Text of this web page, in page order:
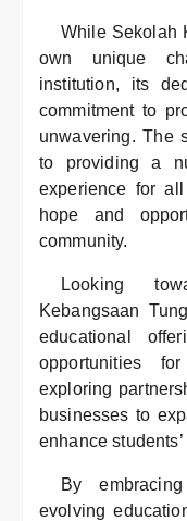
While Sekolah
own unique
institution, its
commitment to
unwavering. The
to providing a
experience for
hope and
community.
Looking
Kebangsaan
educational
opportunities
exploring
businesses to
enhance
By
evolving